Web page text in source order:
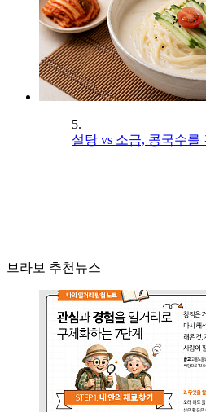
5.
설탕 vs 소금, 콩국수를
브라보 추천뉴스